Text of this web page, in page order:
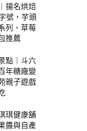
揚名烘焙
號，芋頭
列、草莓
推薦
點｜斗六
年糖廠變
親子遊戲
琪健康舖
醬與自產